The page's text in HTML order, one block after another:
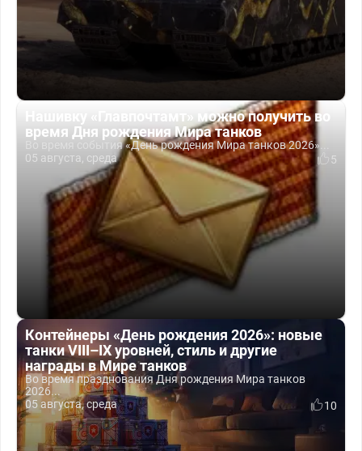
Нашивку «Главпочтамт» можно получить во
время Дня рождения Мира танков
Во время события «День рождения Мира танков 2026»...
05 августа, среда
5
Контейнеры «День рождения 2026»: новые
танки VIII–IX уровней, стиль и другие
награды в Мире танков
Во время празднования Дня рождения Мира танков
2026...
05 августа, среда
10